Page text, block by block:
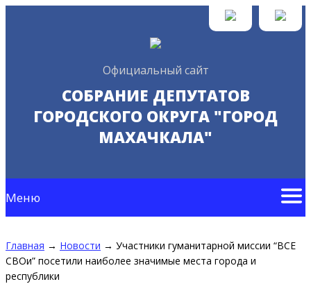
Официальный сайт
СОБРАНИЕ ДЕПУТАТОВ
ГОРОДСКОГО ОКРУГА "ГОРОД
МАХАЧКАЛА"
Меню
Главная → Новости → Участники гуманитарной миссии “ВСЕ
СВОи” посетили наиболее значимые места города и
республики